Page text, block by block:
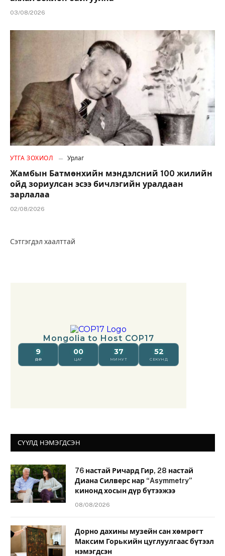
03/08/2026
УТГА ЗОХИОЛ Урлаг
Жамбын Батмөнхийн мэндэлсний 100 жилийн
ойд зориулсан эсээ бичлэгийн уралдаан
зарлалаа
02/08/2026
Сэтгэгдэл хаалттай
СҮҮЛД НЭМЭГДСЭН
76 настай Ричард Гир, 28 настай
Диана Силверс нар “Asymmetry”
кинонд хосын дүр бүтээжээ
08/08/2026
Дорно дахины музейн сан хөмрөгт
Максим Горькийн цуглуулгаас бүтээл
нэмэгдсэн